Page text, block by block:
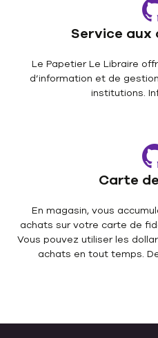
Service
Le Papetier Le Libraire
d’information et de
institutions.
Carte
En magasin, vous
achats sur votre carte de
Vous pouvez utiliser les
achats en tout temps.